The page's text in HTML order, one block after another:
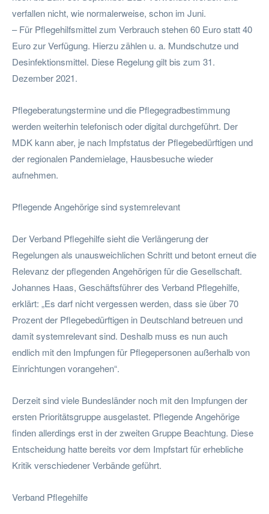
verfallen nicht, wie normalerweise, schon im Juni.
– Für Pflegehilfsmittel zum Verbrauch stehen 60 Euro statt 40
Euro zur Verfügung. Hierzu zählen u. a. Mundschutze und
Desinfektionsmittel. Diese Regelung gilt bis zum 31.
Dezember 2021.
Pflegeberatungstermine und die Pflegegradbestimmung
werden weiterhin telefonisch oder digital durchgeführt. Der
MDK kann aber, je nach Impfstatus der Pflegebedürftigen und
der regionalen Pandemielage, Hausbesuche wieder
aufnehmen.
Pflegende Angehörige sind systemrelevant
Der Verband Pflegehilfe sieht die Verlängerung der
Regelungen als unausweichlichen Schritt und betont erneut die
Relevanz der pflegenden Angehörigen für die Gesellschaft.
Johannes Haas, Geschäftsführer des Verband Pflegehilfe,
erklärt: „Es darf nicht vergessen werden, dass sie über 70
Prozent der Pflegebedürftigen in Deutschland betreuen und
damit systemrelevant sind. Deshalb muss es nun auch
endlich mit den Impfungen für Pflegepersonen außerhalb von
Einrichtungen vorangehen“.
Derzeit sind viele Bundesländer noch mit den Impfungen der
ersten Prioritätsgruppe ausgelastet. Pflegende Angehörige
finden allerdings erst in der zweiten Gruppe Beachtung. Diese
Entscheidung hatte bereits vor dem Impfstart für erhebliche
Kritik verschiedener Verbände geführt.
Verband Pflegehilfe